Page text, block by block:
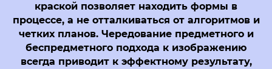
краской позволяет находить формы в
процессе, а не отталкиваться от алгоритмов и
четких планов. Чередование предметного и
беспредметного подхода к изображению
всегда приводит к эффектному результату,